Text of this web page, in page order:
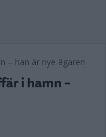
i hamn –